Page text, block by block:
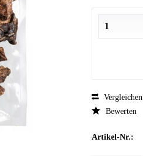
Vergleichen
Bewerten
Artikel-Nr.: